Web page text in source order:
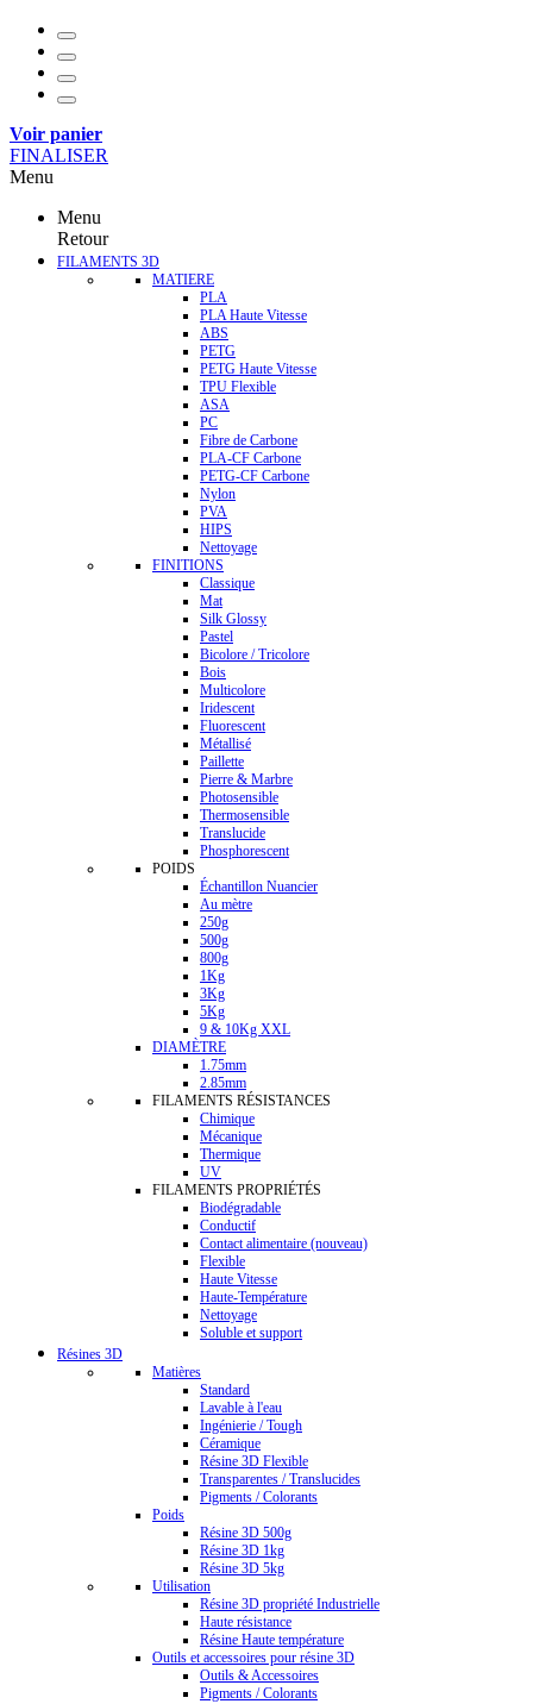
Voir panier
FINALISER
Menu
Menu
Retour
FILAMENTS 3D
MATIERE
PLA
PLA Haute Vitesse
ABS
PETG
PETG Haute Vitesse
TPU Flexible
ASA
PC
Fibre de Carbone
PLA-CF Carbone
PETG-CF Carbone
Nylon
PVA
HIPS
Nettoyage
FINITIONS
Classique
Mat
Silk Glossy
Pastel
Bicolore / Tricolore
Bois
Multicolore
Iridescent
Fluorescent
Métallisé
Paillette
Pierre & Marbre
Photosensible
Thermosensible
Translucide
Phosphorescent
POIDS
Échantillon Nuancier
Au mètre
250g
500g
800g
1Kg
3Kg
5Kg
9 & 10Kg XXL
DIAMÈTRE
1.75mm
2.85mm
FILAMENTS RÉSISTANCES
Chimique
Mécanique
Thermique
UV
FILAMENTS PROPRIÉTÉS
Biodégradable
Conductif
Contact alimentaire (nouveau)
Flexible
Haute Vitesse
Haute-Température
Nettoyage
Soluble et support
Résines 3D
Matières
Standard
Lavable à l'eau
Ingénierie / Tough
Céramique
Résine 3D Flexible
Transparentes / Translucides
Pigments / Colorants
Poids
Résine 3D 500g
Résine 3D 1kg
Résine 3D 5kg
Utilisation
Résine 3D propriété Industrielle
Haute résistance
Résine Haute température
Outils et accessoires pour résine 3D
Outils & Accessoires
Pigments / Colorants